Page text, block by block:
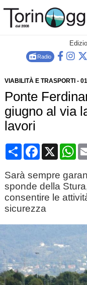
Radio
VIABILITÀ E TRASPORTI -
Ponte
giugno al via
lavori
CondividiFacebook
X
Sarà sempre
sponde della
consentire le
sicurezza